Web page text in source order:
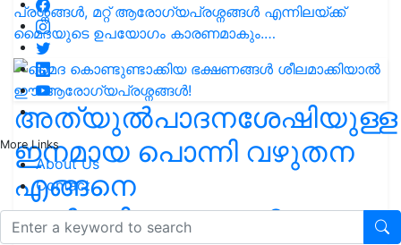
More Links
About Us
Contact
പ്രശ്നങ്ങൾ, മറ്റ് ആരോഗ്യപ്രശ്നങ്ങൾ എന്നിലയ്ക്ക്
മൈദയുടെ ഉപയോഗം കാരണമാകും.…
അത്യുല്‍പാദനശേഷിയുള്ള
ഇനമായ പൊന്നി വഴുതന
എങ്ങനെ
വളർത്തിയെടുക്കാം?